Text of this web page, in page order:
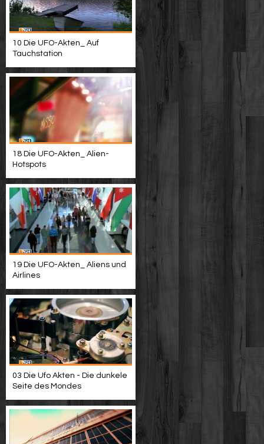
10 Die UFO-Akten_ Auf
Tauchstation
18 Die UFO-Akten_ Alien-
Hotspots
19 Die UFO-Akten_ Aliens und
Airlines
03 Die Ufo Akten - Die dunkele
Seite des Mondes